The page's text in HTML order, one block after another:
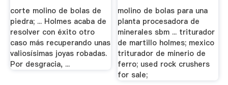
corte molino de bolas de
piedra; ... Holmes acaba de
resolver con éxito otro
caso más recuperando unas
valiosísimas joyas robadas.
Por desgracia, ...
molino de bolas para una
planta procesadora de
minerales sbm ... triturador
de martillo holmes; mexico
triturador de minerio de
ferro; used rock crushers
for sale;